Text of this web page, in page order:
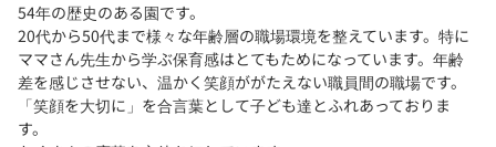
54年の歴史のある園です。
20代から50代まで様々な年齢層の職場環境を整えています。特に
ママさん先生から学ぶ保育感はとてもためになっています。年齢
差を感じさせない、温かく笑顔ががたえない職員間の職場です。
「笑顔を大切に」を合言葉として子ども達とふれあっておりま
す。